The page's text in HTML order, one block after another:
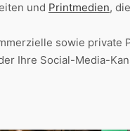
und Printmedien,
sowie private
Ihre Social-Media-